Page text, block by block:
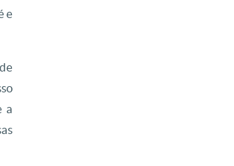
e
a